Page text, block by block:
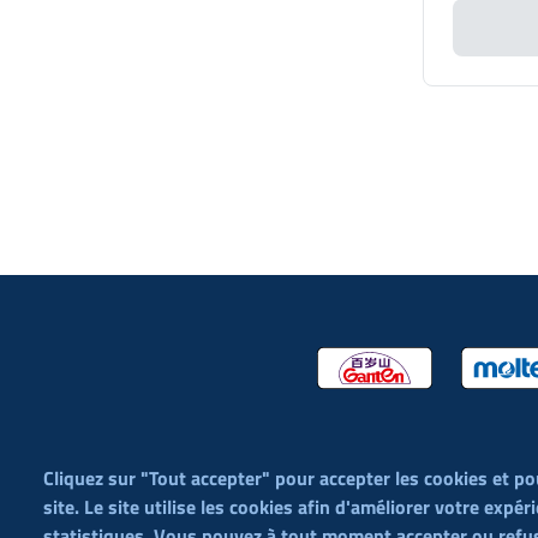
Cliquez sur "Tout accepter" pour accepter les cookies et
site. Le site utilise les cookies afin d'améliorer votre
(WYSIWYG)